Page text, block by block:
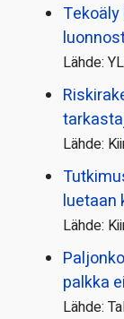
Lähde:
Lähde:
luetaan
Lähde:
palkka
Lähde: